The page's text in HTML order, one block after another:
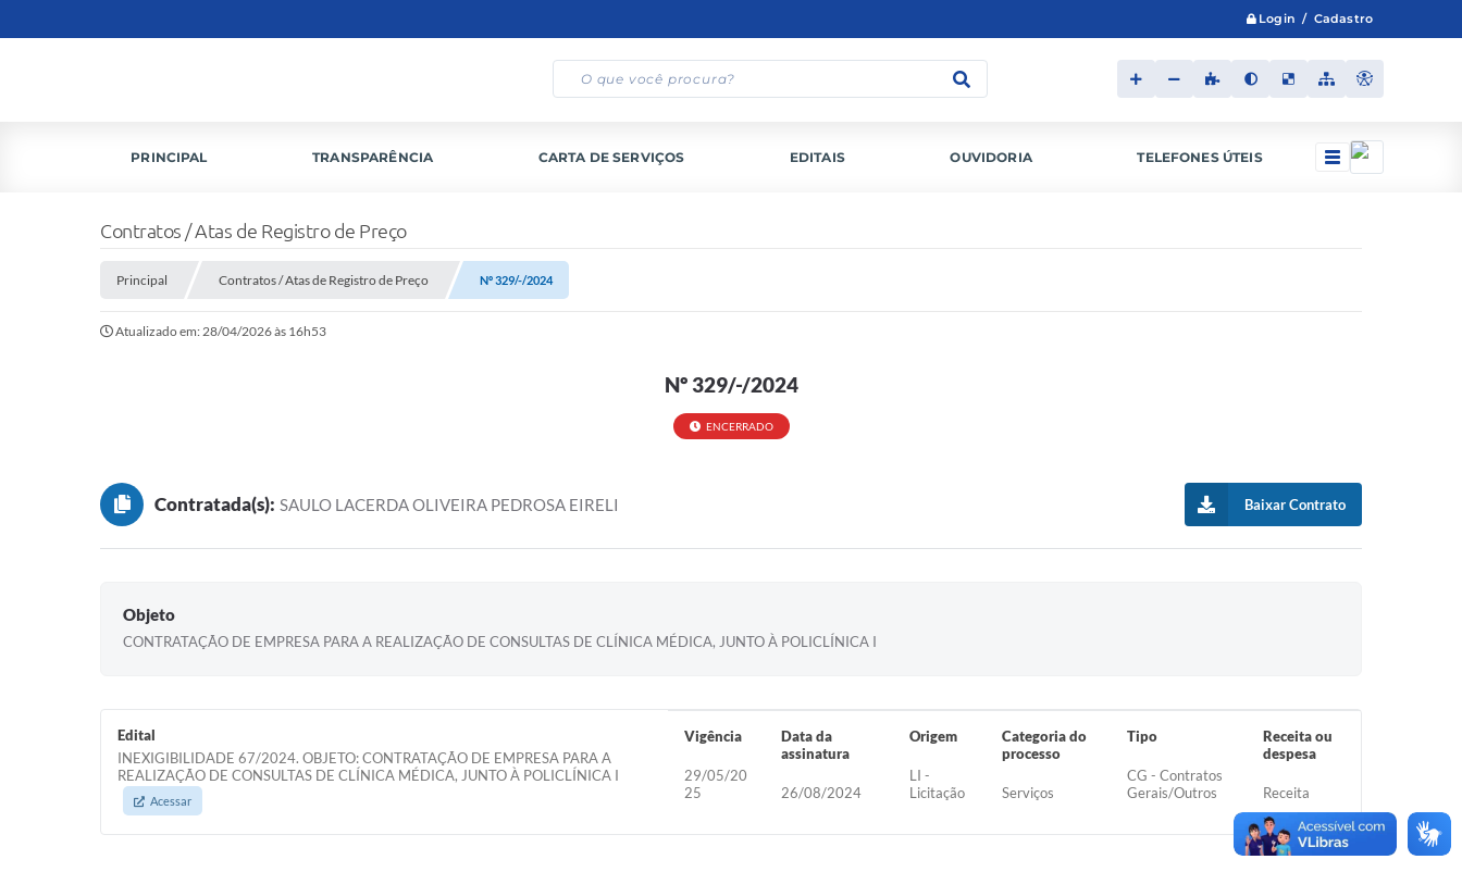
Login / Cadastro
PRINCIPAL TRANSPARÊNCIA CARTA DE SERVIÇOS EDITAIS OUVIDORIA TELEFONES ÚTEIS
Contratos / Atas de Registro de Preço
Principal Contratos / Atas de Registro de Preço Nº 329/-/2024
Atualizado em: 28/04/2026 às 16h53
Nº 329/-/2024
ENCERRADO
Contratada(s): SAULO LACERDA OLIVEIRA PEDROSA EIRELI Baixar Contrato
Objeto
CONTRATAÇÃO DE EMPRESA PARA A REALIZAÇÃO DE CONSULTAS DE CLÍNICA MÉDICA, JUNTO À POLICLÍNICA I
Edital
INEXIGIBILIDADE 67/2024. OBJETO: CONTRATAÇÃO DE EMPRESA PARA A
REALIZAÇÃO DE CONSULTAS DE CLÍNICA MÉDICA, JUNTO À POLICLÍNICA I
Acessar
Vigência
29/05/20
25
Data da
assinatura
26/08/2024
Origem
LI -
Licitação
Categoria do
processo
Serviços
Tipo
CG - Contratos
Gerais/Outros
Receita ou
despesa
Receita